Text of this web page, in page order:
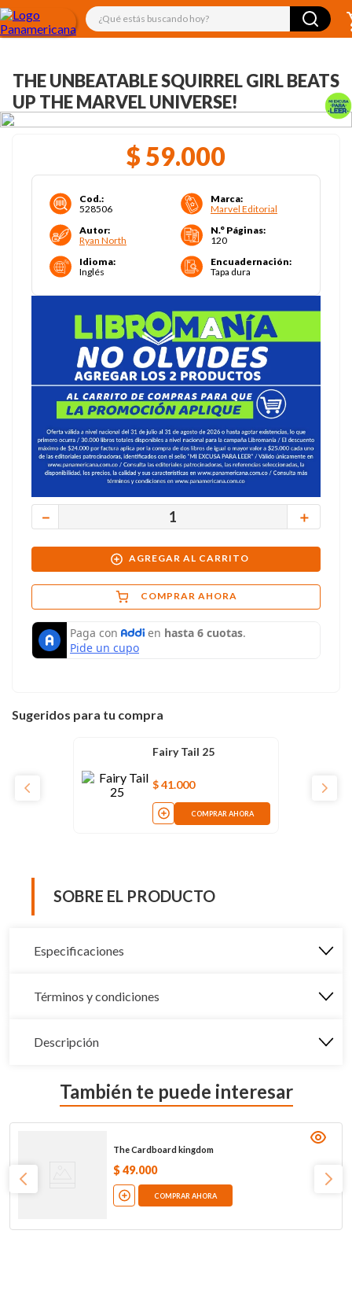
¿Qué estás buscando hoy?
THE UNBEATABLE SQUIRREL GIRL BEATS
UP THE MARVEL UNIVERSE!
$ 59.000
Cod.:
528506
Marca:
Marvel Editorial
Autor:
Ryan North
N.° Páginas:
120
Idioma:
Inglés
Encuadernación:
Tapa dura
＋
－
AGREGAR AL CARRITO
COMPRAR AHORA
Sugeridos para tu compra
Fairy Tail 25
$41.000
COMPRAR AHORA
SOBRE EL PRODUCTO
Especificaciones
Términos y condiciones
Descripción
También te puede interesar
The Cardboard kingdom
$ 49.000
COMPRAR AHORA